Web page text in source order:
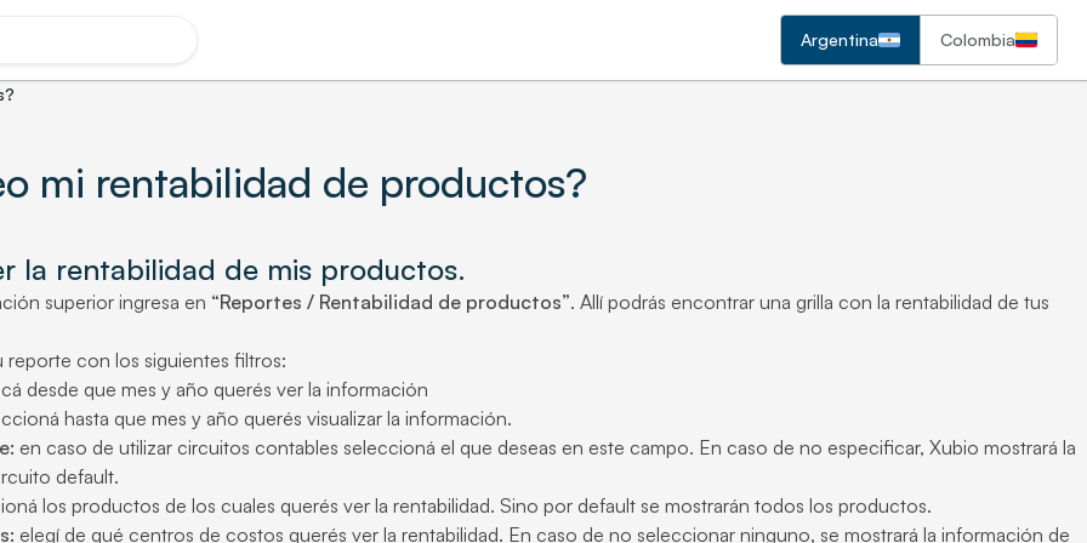
Argentina Colombia
mi rentabilidad de productos?
la rentabilidad de mis productos.
superior ingresa en “Reportes / Rentabilidad de productos”. Allí podrás encontrar una grilla con la rentabilidad de tus
reporte con los siguientes filtros:
desde que mes y año querés ver la información
hasta que mes y año querés visualizar la información.
en caso de utilizar circuitos contables seleccioná el que deseas en este campo. En caso de no especificar, Xubio mostrará la
default.
los productos de los cuales querés ver la rentabilidad. Sino por default se mostrarán todos los productos.
elegí de qué centros de costos querés ver la rentabilidad. En caso de no seleccionar ninguno, se mostrará la información de